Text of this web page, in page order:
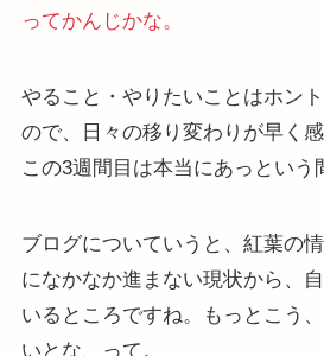
ってかんじかな。
やること・やりたいことはホン
ので、日々の移り変わりが早く
この3週間目は本当にあっという
ブログについていうと、紅葉の
になかなか進まない現状から、
いるところですね。もっとこう
いとな、って。